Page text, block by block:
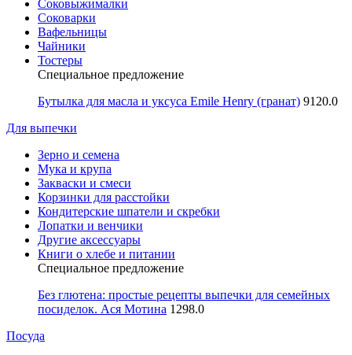
Соковыжималки
Соковарки
Вафельницы
Чайники
Тостеры
Специальное предложение
Бутылка для масла и уксуса Emile Henry (гранат) 9120.0
Для выпечки
Зерно и семена
Мука и крупа
Закваски и смеси
Корзинки для расстойки
Кондитерские шпатели и скребки
Лопатки и венчики
Другие аксессуары
Книги о хлебе и питании
Специальное предложение
Без глютена: простые рецепты выпечки для семейных
посиделок. Ася Мотина 1298.0
Посуда